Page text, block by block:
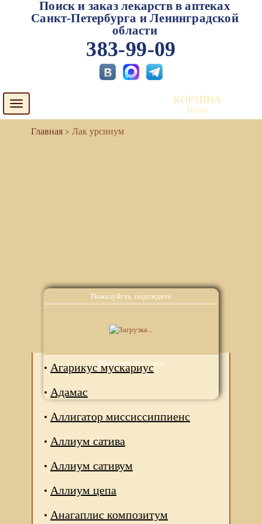
Пожалуйста, подождите
Выполняется поиск
Поиск и заказ лекарств в аптеках
Санкт-Петербурга и Ленинградской
области
383-99-09
Toggle
navigation
КОРЗИНА
Пуста
Лак урсинум
Аналоги
Агарикус мускариус
Адамас
Аллигатор миссиссиппиенс
Аллиум сатива
Аллиум сативум
Аллиум цепа
Анагаплис композитум